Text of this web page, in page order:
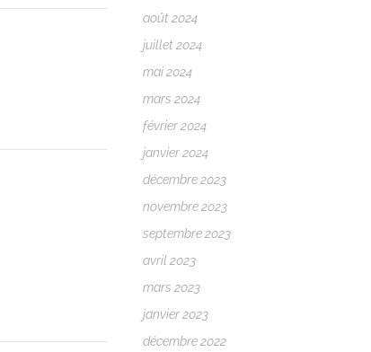
août 2024
juillet 2024
mai 2024
mars 2024
février 2024
janvier 2024
décembre 2023
novembre 2023
septembre 2023
avril 2023
mars 2023
janvier 2023
décembre 2022